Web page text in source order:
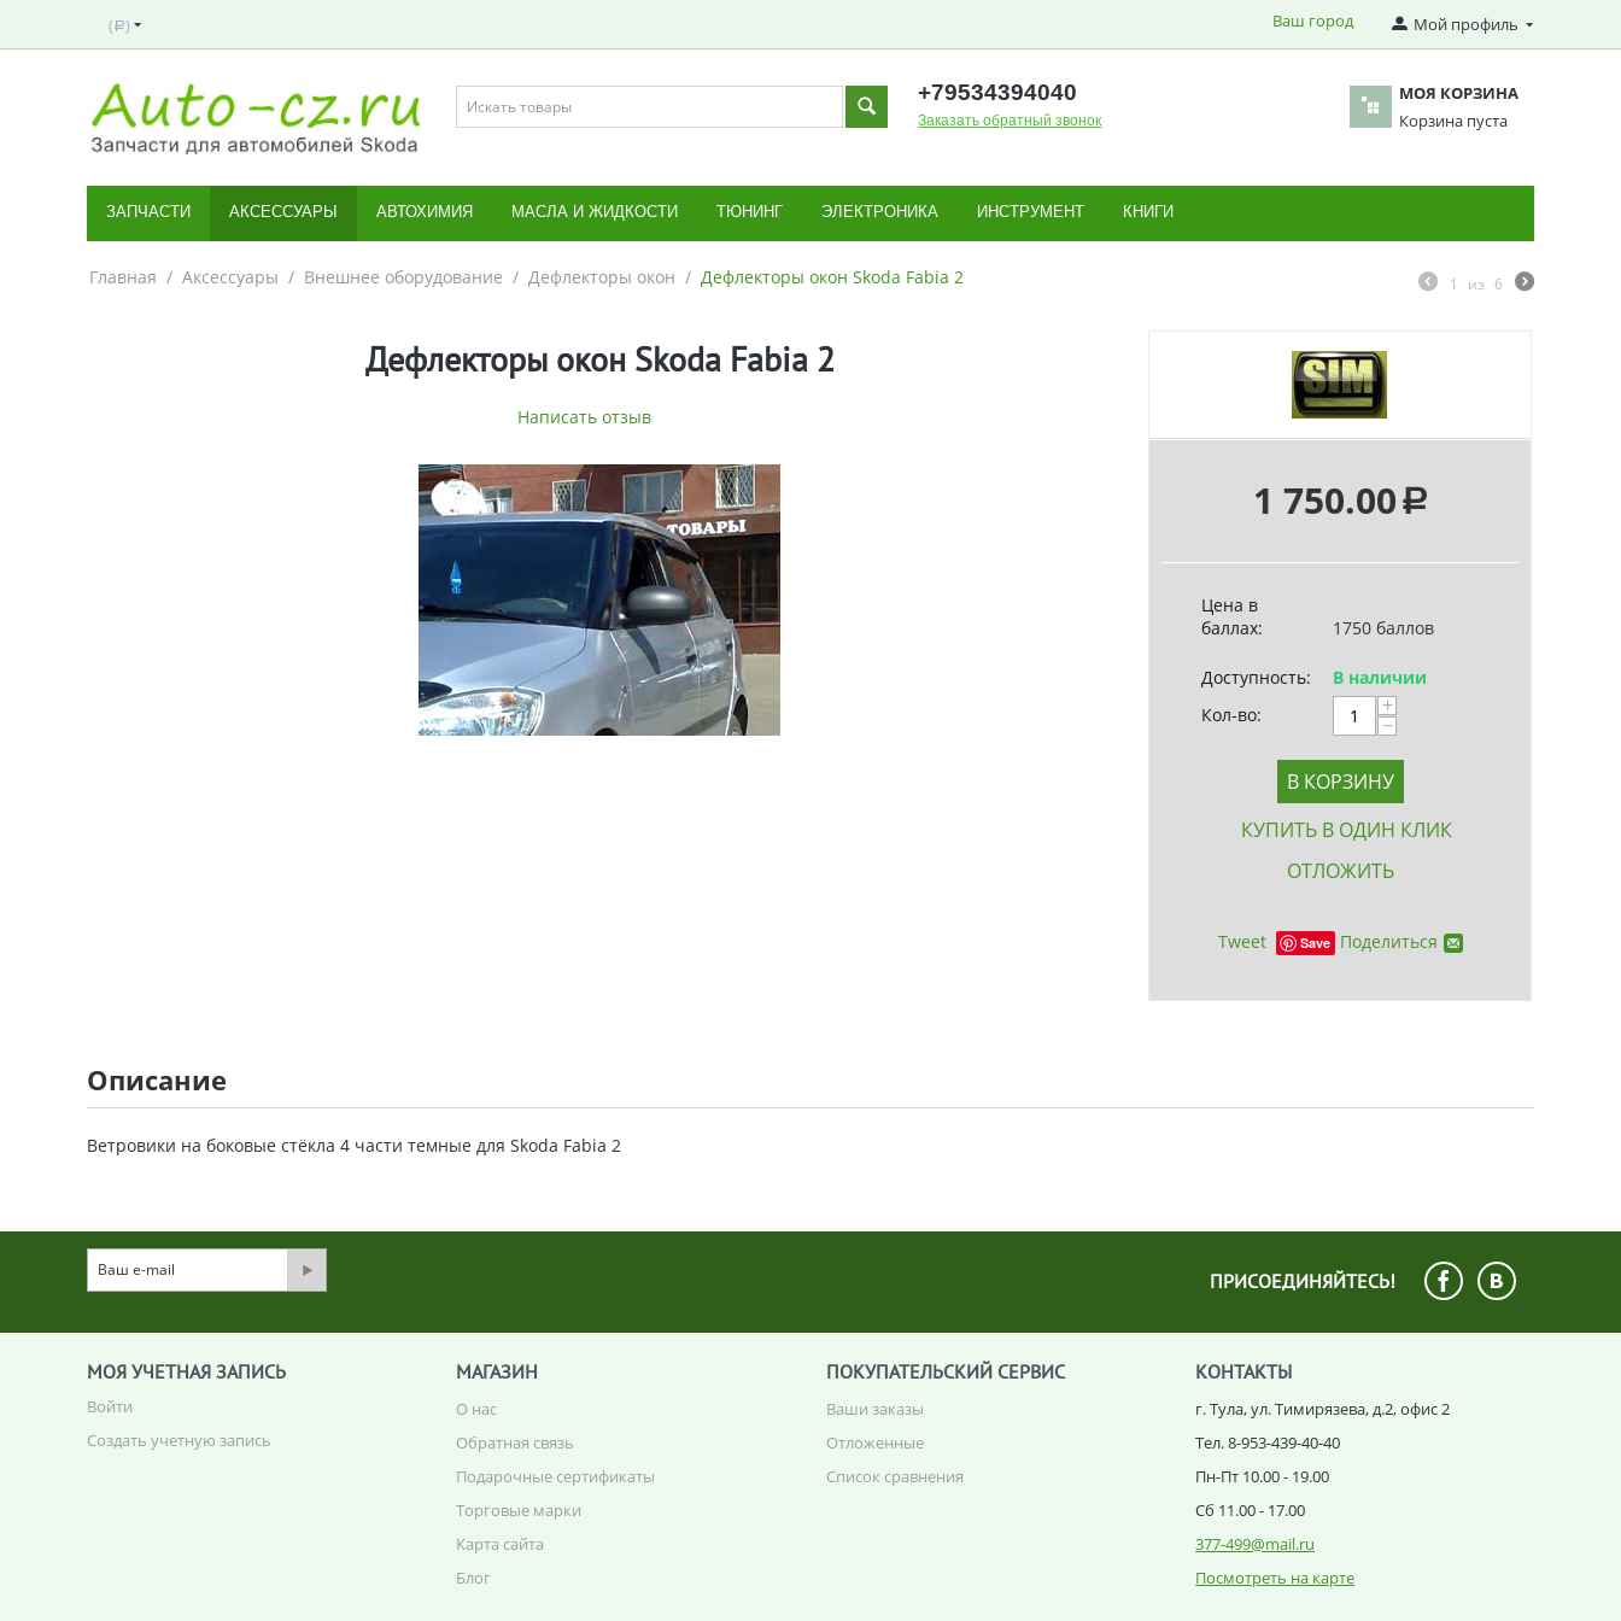
( Р ) Мой профиль
Ваш город
+79534394040
Заказать обратный звонок
МОЯ КОРЗИНА
Корзина пуста
ЗАПЧАСТИ АКСЕССУАРЫ АВТОХИМИЯ МАСЛА И ЖИДКОСТИ ТЮНИНГ ЭЛЕКТРОНИКА ИНСТРУМЕНТ КНИГИ
Главная / Аксессуары / Внешнее оборудование / Дефлекторы окон / Дефлекторы окон Skoda Fabia 2 1 из 6
Дефлекторы окон Skoda Fabia 2
Написать отзыв
1 750.00 Р
Цена в
баллах:
1750 баллов
Доступность:
В наличии
Кол-во:
+
−
В КОРЗИНУ
КУПИТЬ В ОДИН КЛИК
ОТЛОЖИТЬ
Tweet Save Поделиться
Описание
Ветровики на боковые стёкла 4 части темные для Skoda Fabia 2
ПРИСОЕДИНЯЙТЕСЬ!
МОЯ УЧЕТНАЯ ЗАПИСЬ
Войти
Создать учетную запись
МАГАЗИН
О нас
Обратная связь
Подарочные сертификаты
Торговые марки
Карта сайта
Блог
ПОКУПАТЕЛЬСКИЙ СЕРВИС
Ваши заказы
Отложенные
Список сравнения
КОНТАКТЫ
г. Тула, ул. Тимирязева, д.2, офис 2
Тел. 8-953-439-40-40
Пн-Пт 10.00 - 19.00
Сб 11.00 - 17.00
377-499@mail.ru
Посмотреть на карте